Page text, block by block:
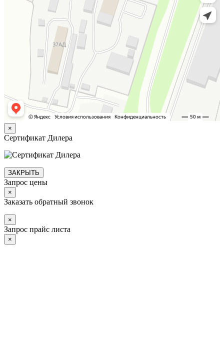
×
Сертификат Дилера
ЗАКРЫТЬ
Запрос цены
×
Заказать обратный звонок
×
Запрос прайс листа
×